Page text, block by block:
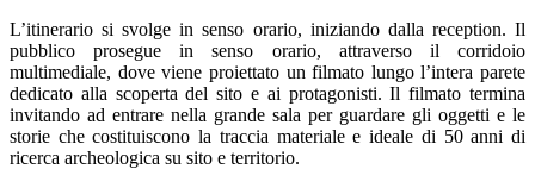
L’itinerario si svolge in senso orario, iniziando dalla reception. Il
pubblico prosegue in senso orario, attraverso il corridoio
multimediale, dove viene proiettato un filmato lungo l’intera parete
dedicato alla scoperta del sito e ai protagonisti. Il filmato termina
invitando ad entrare nella grande sala per guardare gli oggetti e le
storie che costituiscono la traccia materiale e ideale di 50 anni di
ricerca archeologica su sito e territorio.